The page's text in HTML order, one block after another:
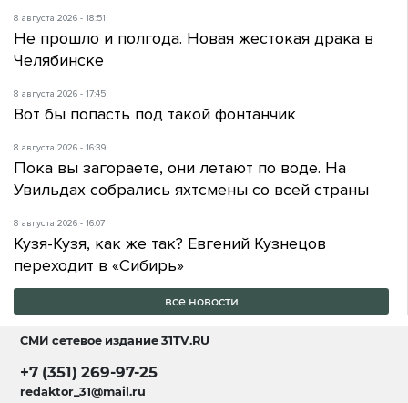
8 августа 2026 - 18:51
Не прошло и полгода. Новая жестокая драка в
Челябинске
8 августа 2026 - 17:45
Вот бы попасть под такой фонтанчик
8 августа 2026 - 16:39
Пока вы загораете, они летают по воде. На
Увильдах собрались яхтсмены со всей страны
8 августа 2026 - 16:07
Кузя-Кузя, как же так? Евгений Кузнецов
переходит в «Сибирь»
все новости
СМИ сетевое издание31TV.RU
+7 (351) 269-97-25
redaktor_31@mail.ru